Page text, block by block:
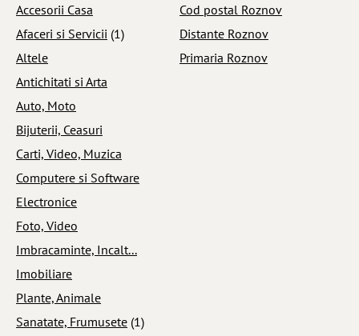
Accesorii Casa
Afaceri si Servicii (1)
Altele
Antichitati si Arta
Auto, Moto
Bijuterii, Ceasuri
Carti, Video, Muzica
Computere si Software
Electronice
Foto, Video
Imbracaminte, Incalt...
Imobiliare
Plante, Animale
Sanatate, Frumusete (1)
Cod postal Roznov
Distante Roznov
Primaria Roznov